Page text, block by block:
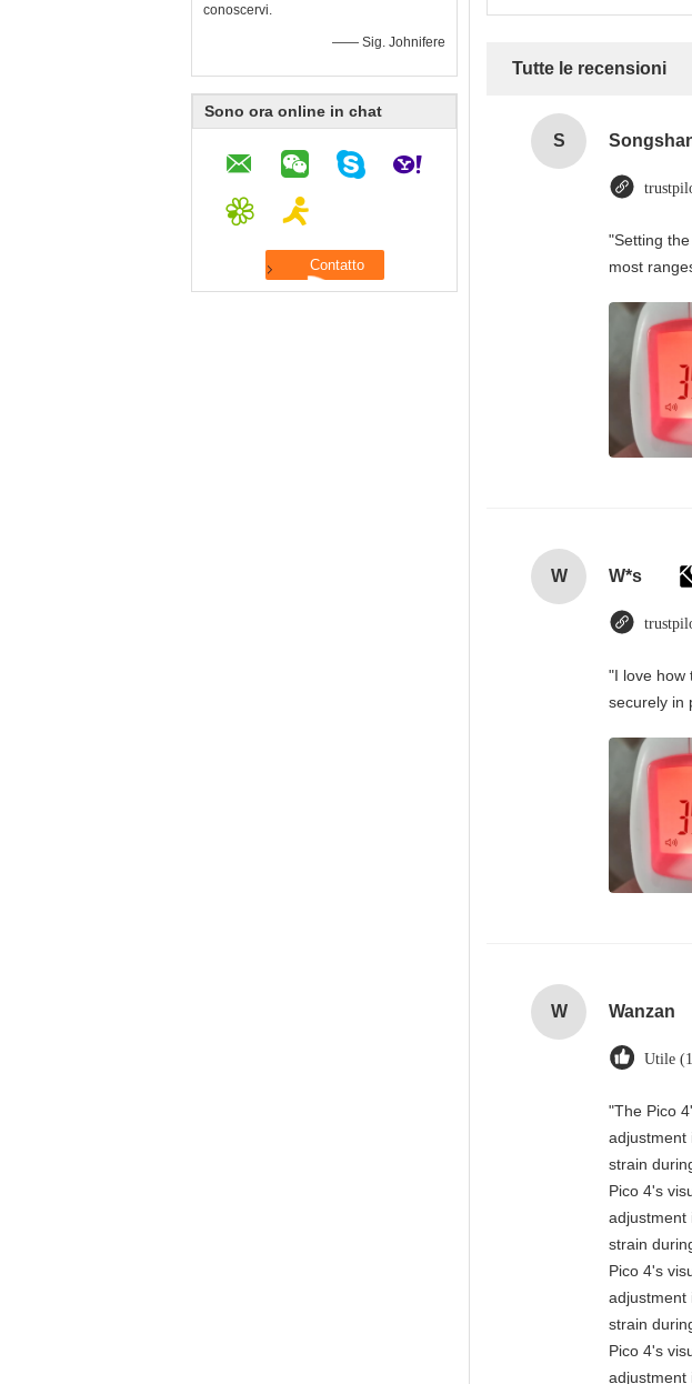
conoscervi.
—— Sig. Johnifere
Sono ora online in chat
Tutte le recensioni
S
"Setting
most
W W*s
"I love how
securely in
W Wanzan
Utile
"The Pico
adjustment
strain
Pico 4's
adjustment
strain
Pico 4's
adjustment
strain
Pico 4's
adjustment